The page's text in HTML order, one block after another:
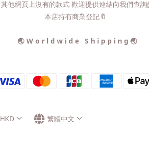
其他網頁上沒有的款式 歡迎提供連結向我們查詢
本店持有商業登記🔖
🌏 W o r l d w i d e S h i p p i n g 🌏
HKD 繁體中文